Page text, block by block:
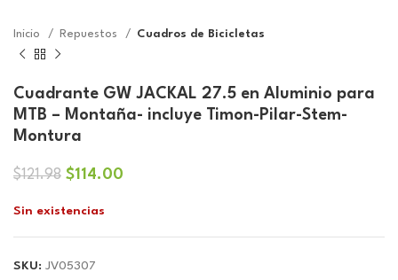
Inicio Repuestos Cuadros de Bicicletas
Cuadrante GW JACKAL 27.5 en Aluminio para
MTB – Montaña- incluye Timon-Pilar-Stem-
Montura
$121.98 El
original
era:
$114.00
es:
Sin existencias
SKU: JV05307